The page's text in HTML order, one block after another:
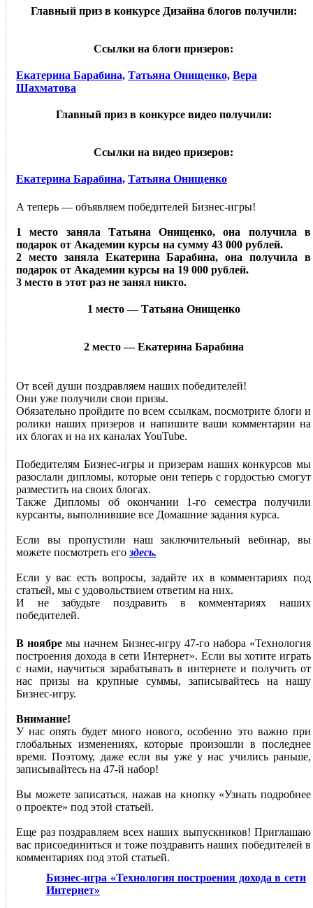
Главный приз в конкурсе Дизайна блогов получили:
Ссылки на блоги призеров:
Екатерина Барабина, Татьяна Онищенко, Вера
Шахматова
Главный приз в конкурсе видео получили:
Ссылки на видео призеров:
Екатерина Барабина, Татьяна Онищенко
А теперь — объявляем победителей Бизнес-игры!
1 место заняла Татьяна Онищенко, она получила в
подарок от Академии курсы на сумму 43 000 рублей.
2 место заняла Екатерина Барабина, она получила в
подарок от Академии курсы на 19 000 рублей.
3 место в этот раз не занял никто.
1 место — Татьяна Онищенко
2 место — Екатерина Барабина
От всей души поздравляем наших победителей!
Они уже получили свои призы.
Обязательно пройдите по всем ссылкам, посмотрите блоги и
ролики наших призеров и напишите ваши комментарии на
их блогах и на их каналах YouTube.
Победителям Бизнес-игры и призерам наших конкурсов мы
разослали дипломы, которые они теперь с гордостью смогут
разместить на своих блогах.
Также Дипломы об окончании 1-го семестра получили
курсанты, выполнившие все Домашние задания курса.
Если вы пропустили наш заключительный вебинар, вы
можете посмотреть его здесь.
Если у вас есть вопросы, задайте их в комментариях под
статьей, мы с удовольствием ответим на них.
И не забудьте поздравить в комментариях наших
победителей.
В ноябремы начнем Бизнес-игру 47-го набора «Технология
построения дохода в сети Интернет». Если вы хотите играть
с нами, научиться зарабатывать в интернете и получить от
нас призы на крупные суммы, записывайтесь на нашу
Бизнес-игру.
Внимание!
У нас опять будет много нового, особенно это важно при
глобальных изменениях, которые произошли в последнее
время. Поэтому, даже если вы уже у нас учились раньше,
записывайтесь на 47-й набор!
Вы можете записаться, нажав на кнопку «Узнать подробнее
о проекте» под этой статьей.
Еще раз поздравляем всех наших выпускников! Приглашаю
вас присоединиться и тоже поздравить наших победителей в
комментариях под этой статьей.
Бизнес-игра «Технология построения дохода в сети
Интернет»